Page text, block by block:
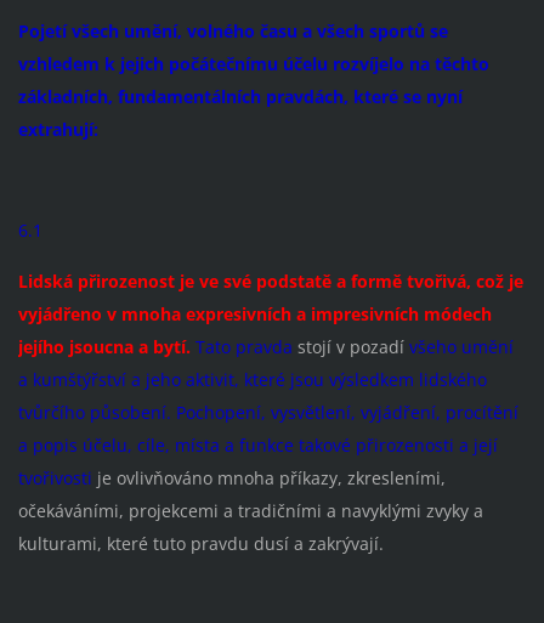
Pojetí všech umění, volného času a všech sportů se
vzhledem k jejich počátečnímu účelu rozvíjelo na těchto
základních, fundamentálních pravdách, které se nyní
extrahují:
6.1
Lidská přirozenost je ve své podstatě a formětvořivá, což je
vyjádřeno v mnoha expresivních a impresivních módech
jejího jsoucna a bytí. Tato pravda stojí v pozadí všeho umění
a kumštýřství a jeho aktivit, které jsou výsledkem lidského
tvůrčího působení. Pochopení, vysvětlení, vyjádření, procítění
a popis účelu, cíle, místa a funkce takové přirozenosti a její
tvořivosti je ovlivňováno mnoha příkazy, zkresleními,
očekáváními, projekcemi a tradičními a navyklými zvyky a
kulturami, které tuto pravdu dusí a zakrývají.